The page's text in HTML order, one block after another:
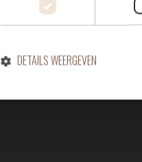
DETAILS WEERGEVEN